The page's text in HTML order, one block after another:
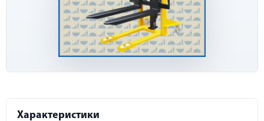
Характеристики